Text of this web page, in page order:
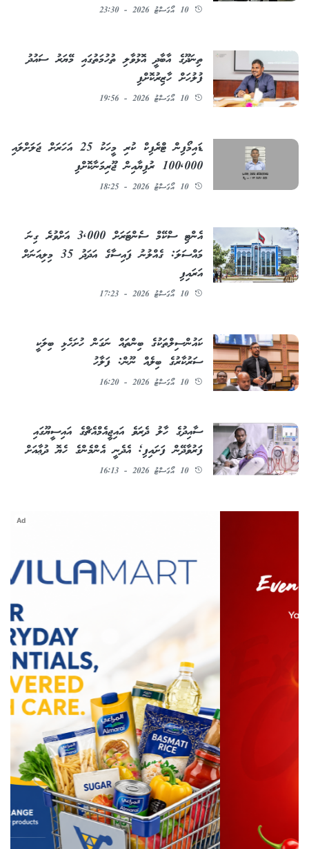
10 އޯގަސްޓު 2026 - 23:30
ތިނަދޫގެ އާބާދީ އޮޅުވާލި ތުހުމަތުގައި މޭޔަރު ސައުދު
ފުލުހަށް ހާޒިރުކޮށްފި
10 އޯގަސްޓު 2026 - 19:56
ޑައިމޯފިން ޓްރެފިކް ކުރި މީހަކު 25 އަހަރަށް ޖަލަށްލައި
100,000 ރުފިޔާއިން ޖޫރިމަނާކޮށްފި
10 އޯގަސްޓު 2026 - 18:25
އެންޓި ސްކޭމް ސެންޓަރަށް 3,000 އަށްވުރެ ގިނަ
މައްސަލަ: ގެއްލުނު ފައިސާގެ އަދަދު 35 މިލިއަނަށް
އަރައިފި
10 އޯގަސްޓު 2026 - 17:23
ކައުންސިލްތަކުގެ ބިންތައް ނަގަން ހުށަހެޅި ބިލަކީ
ސަރުކާރުގެ ބިލެއް ނޫން: ފަލާހު
10 އޯގަސްޓު 2026 - 16:20
ސާއިދުގެ ހާލު ދެރަވެ އައިޖީއެމްއެޗްގެ އައިސީޔޫގައި
ފަރުވާދޭން ފަށައިފި; އެދެނީ އެންމެންގެ ހެޔޮ ދުޢާއަށް
10 އޯގަސްޓު 2026 - 16:13
Ad